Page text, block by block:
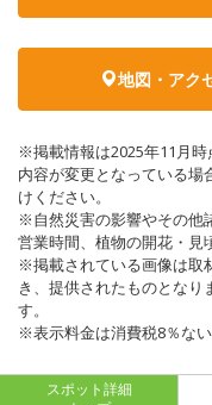
地図・アク
※掲載情報は2025年11月
内容が変更となっている
けください。
※自然災害の影響やその他
営業時間、植物の開花・見
※掲載されている画像は取
き、提供されたものとな
す。
※表示料金は消費税8％ない
スポット詳細